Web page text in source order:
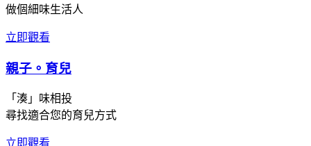
做個細味生活人
立即觀看
親子。育兒
「湊」味相投
尋找適合您的育兒方式
立即觀看